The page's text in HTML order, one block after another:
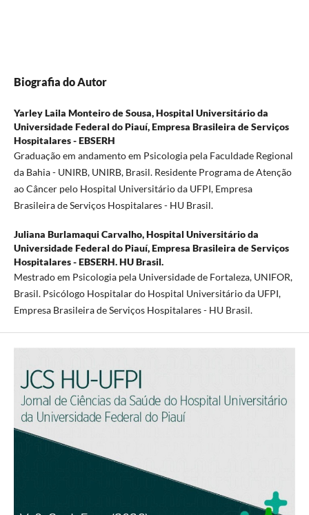
Biografia do Autor
Yarley Laila Monteiro de Sousa,Hospital Universitário da
Universidade Federal do Piauí, Empresa Brasileira de Serviços
Hospitalares - EBSERH
Graduação em andamento em Psicologia pela Faculdade Regional
da Bahia - UNIRB, UNIRB, Brasil. Residente Programa de Atenção
ao Câncer pelo Hospital Universitário da UFPI, Empresa
Brasileira de Serviços Hospitalares - HU Brasil.
Juliana Burlamaqui Carvalho,Hospital Universitário da
Universidade Federal do Piauí, Empresa Brasileira de Serviços
Hospitalares - EBSERH. HU Brasil.
Mestrado em Psicologia pela Universidade de Fortaleza, UNIFOR,
Brasil. Psicólogo Hospitalar do Hospital Universitário da UFPI,
Empresa Brasileira de Serviços Hospitalares - HU Brasil.